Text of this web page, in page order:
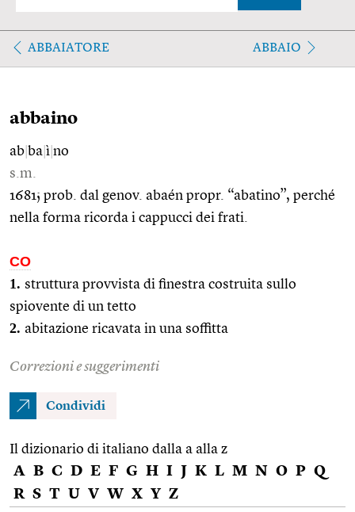
ABBAIATORE ABBAIO
abbaino
ab ba ì no
s.m.
1681; prob. dal genov. abaén propr. “abatino”, perché
nella forma ricorda i cappucci dei frati.
CO
1. struttura provvista di finestra costruita sullo
spiovente di un tetto
2. abitazione ricavata in una soffitta
Correzioni e suggerimenti
Condividi
Il dizionario di italiano dalla a alla z
A B C D E F G H I J K L M N O P Q
R S T U V W X Y Z